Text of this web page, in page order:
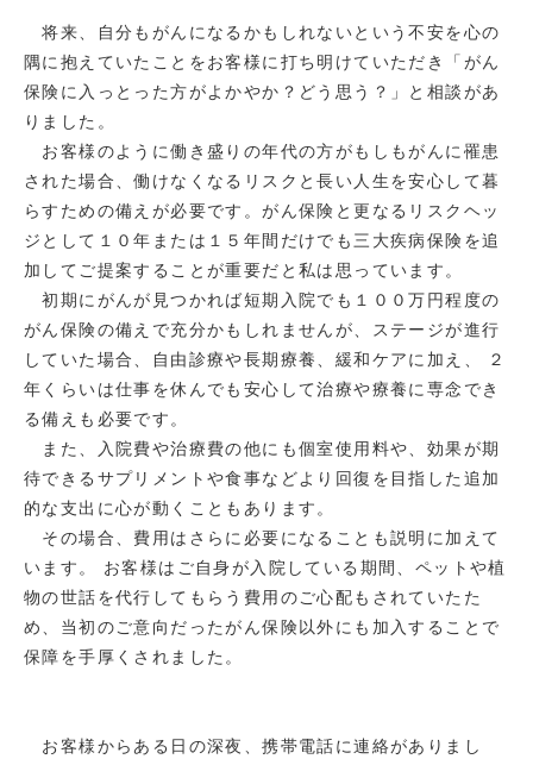
将来、自分もがんになるかもしれないという不安を心の
隅に抱えていたことをお客様に打ち明けていただき「がん
保険に入っとった方がよかやか？どう思う？」と相談があ
りました。
お客様のように働き盛りの年代の方がもしもがんに罹患
された場合、働けなくなるリスクと長い人生を安心して暮
らすための備えが必要です。がん保険と更なるリスクヘッ
ジとして１０年または１５年間だけでも三大疾病保険を追
加してご提案することが重要だと私は思っています。
初期にがんが見つかれば短期入院でも１００万円程度の
がん保険の備えで充分かもしれませんが、ステージが進行
していた場合、自由診療や長期療養、緩和ケアに加え、 ２
年くらいは仕事を休んでも安心して治療や療養に専念でき
る備えも必要です。
また、入院費や治療費の他にも個室使用料や、効果が期
待できるサプリメントや食事などより回復を目指した追加
的な支出に心が動くこともあります。
その場合、費用はさらに必要になることも説明に加えて
います。 お客様はご自身が入院している期間、ペットや植
物の世話を代行してもらう費用のご心配もされていたた
め、当初のご意向だったがん保険以外にも加入することで
保障を手厚くされました。
お客様からある日の深夜、携帯電話に連絡がありまし